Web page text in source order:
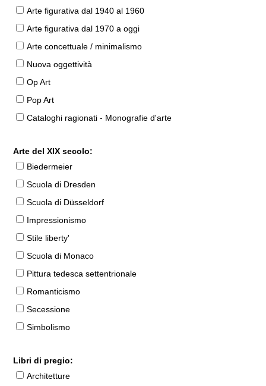
Arte figurativa dal 1940 al 1960
Arte figurativa dal 1970 a oggi
Arte concettuale / minimalismo
Nuova oggettività
Op Art
Pop Art
Cataloghi ragionati - Monografie d'arte
Arte del XIX secolo:
Biedermeier
Scuola di Dresden
Scuola di Düsseldorf
Impressionismo
Stile liberty'
Scuola di Monaco
Pittura tedesca settentrionale
Romanticismo
Secessione
Simbolismo
Libri di pregio:
Architetture